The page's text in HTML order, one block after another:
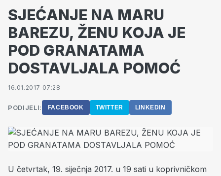
SJEĆANJE NA MARU
BAREZU, ŽENU KOJA JE
POD GRANATAMA
DOSTAVLJALA POMOĆ
16.01.2017 07:28
PODIJELI: FACEBOOK TWITTER LINKEDIN
U četvrtak, 19. siječnja 2017. u 19 sati u koprivničkom